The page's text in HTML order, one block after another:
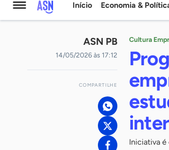
Agência
Sebrae
Notícias
Início Economia &
ASN PB
14/05/2026 às 17:12
COMPARTILHE
Cultura
Iniciativa é